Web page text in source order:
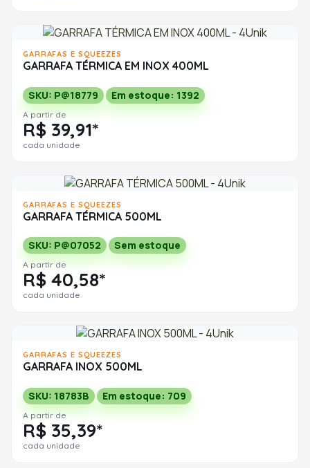
GARRAFAS E SQUEEZES
GARRAFA TÉRMICA EM INOX 400ML
SKU: P@18779 Em estoque: 1392
A partir de
R$ 39,91*
cada unidade
GARRAFAS E SQUEEZES
GARRAFA TÉRMICA 500ML
SKU: P@07052 Sem estoque
A partir de
R$ 40,58*
cada unidade
GARRAFAS E SQUEEZES
GARRAFA INOX 500ML
SKU: 18783B Em estoque: 709
A partir de
R$ 35,39*
cada unidade